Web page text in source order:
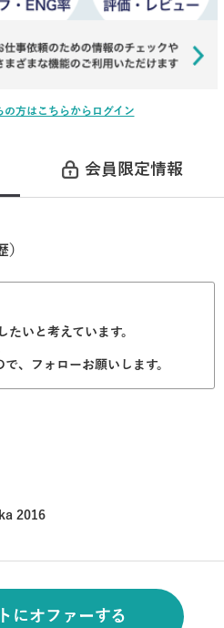
の方はこちらからログイン
会員限定情報
たいと考えています。
、フォローお願いします。
2016
にオファーする